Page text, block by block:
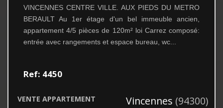
VINCENNES CENTRE VILLE. AUX PIEDS DU METRO
BERAULT Au 1er étage d'un bel immeuble ancien,
appartement 4/5 pièces de 120m² loi Carrez composé:
entrée avec rangements et espace bureau, wc...
Ref: 4450
VENTE APPARTEMENT Vincennes (94300)